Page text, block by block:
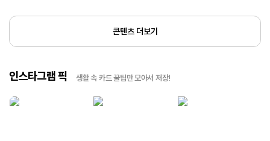
콘텐츠 더보기
인스타그램 픽 생활 속 카드 꿀팁만 모아서 저장!